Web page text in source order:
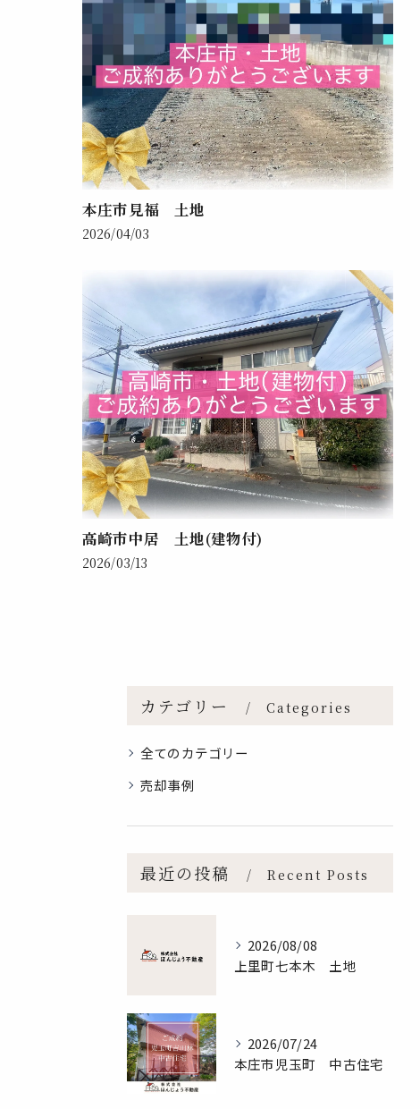
本庄市見福 土地
2026/04/03
高崎市中居 土地(建物付)
2026/03/13
カテゴリー Categories
全てのカテゴリー
売却事例
最近の投稿 Recent Posts
2026/08/08
上里町七本木 土地
2026/07/24
本庄市児玉町 中古住宅